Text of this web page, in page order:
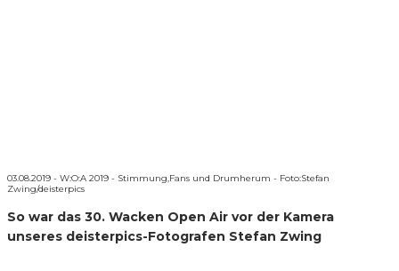
03.08.2019 - W:O:A 2019 - Stimmung,Fans und Drumherum - Foto:Stefan
Zwing/deisterpics
So war das 30. Wacken Open Air vor der Kamera
unseres deisterpics-Fotografen Stefan Zwing